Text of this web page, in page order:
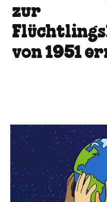
zur
von 1951